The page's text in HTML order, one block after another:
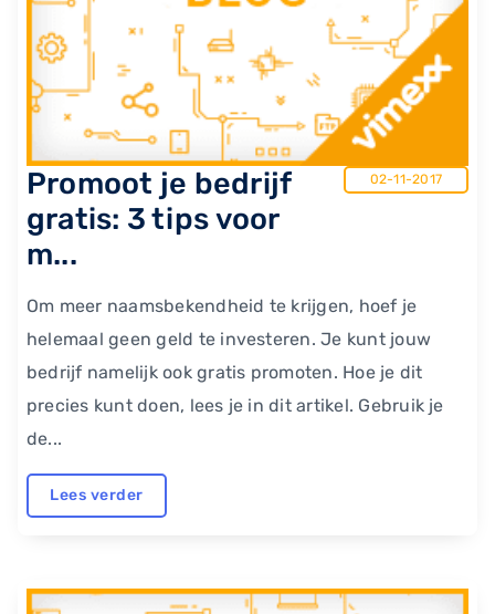
Promoot je bedrijf
gratis: 3 tips voor
m...
02-11-2017
Om meer naamsbekendheid te krijgen, hoef je
helemaal geen geld te investeren. Je kunt jouw
bedrijf namelijk ook gratis promoten. Hoe je dit
precies kunt doen, lees je in dit artikel. Gebruik je
de...
Lees verder